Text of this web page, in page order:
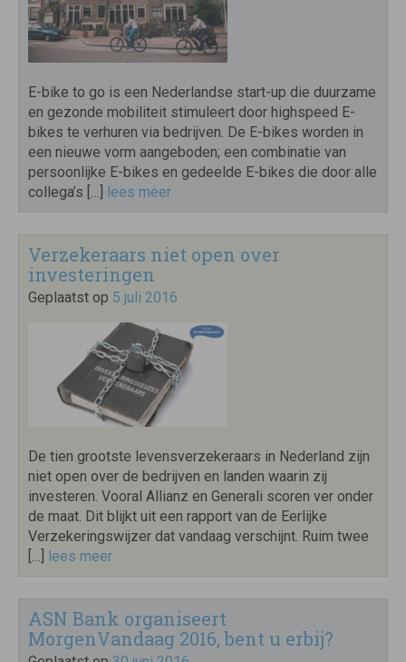
E-bike to go is een Nederlandse start-up die duurzame
en gezonde mobiliteit stimuleert door highspeed E-
bikes te verhuren via bedrijven. De E-bikes worden in
een nieuwe vorm aangeboden; een combinatie van
persoonlijke E-bikes en gedeelde E-bikes die door alle
collega’s […] lees meer
Verzekeraars niet open over
investeringen
Geplaatst op 5 juli 2016
De tien grootste levensverzekeraars in Nederland zijn
niet open over de bedrijven en landen waarin zij
investeren. Vooral Allianz en Generali scoren ver onder
de maat. Dit blijkt uit een rapport van de Eerlijke
Verzekeringswijzer dat vandaag verschijnt. Ruim twee
[…] lees meer
ASN Bank organiseert
MorgenVandaag 2016, bent u erbij?